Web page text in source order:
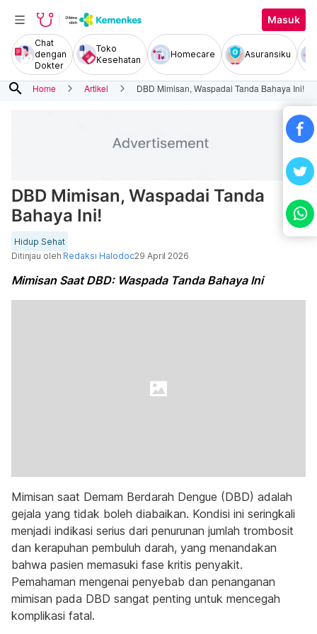
Masuk
Chat
dengan
Dokter
Toko
Kesehatan
Homecare Asuransiku
search Home Artikel DBD Mimisan, Waspadai Tanda Bahaya Ini!
DBD Mimisan, Waspadai Tanda
Bahaya Ini!
Hidup Sehat
Ditinjau oleh Redaksi Halodoc29 April 2026
Mimisan Saat DBD: Waspada Tanda Bahaya Ini
Mimisan saat Demam Berdarah Dengue (DBD) adalah
gejala yang tidak boleh diabaikan. Kondisi ini seringkali
menjadi indikasi serius dari penurunan jumlah trombosit
dan kerapuhan pembuluh darah, yang menandakan
bahwa pasien memasuki fase kritis penyakit.
Pemahaman mengenai penyebab dan penanganan
mimisan pada DBD sangat penting untuk mencegah
komplikasi fatal.